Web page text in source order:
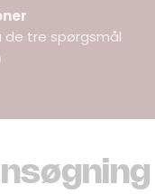
de tre spørgsmål